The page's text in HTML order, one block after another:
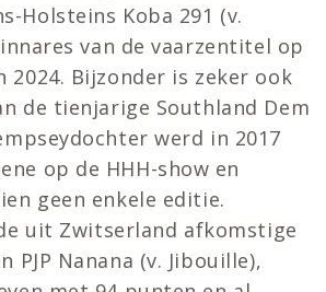
Holsteins Koba 291 (v.
van de vaarzentitel op
2024. Bijzonder is zeker ook
de tienjarige Southland Dem
werd in 2017
op de HHH-show en
geen enkele editie.
uit Zwitserland afkomstige
PJP Nanana (v. Jibouille),